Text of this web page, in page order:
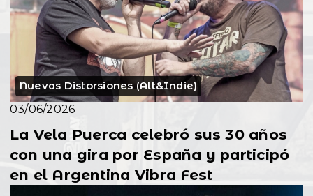
Nuevas Distorsiones (Alt&Indie)
03/06/2026
La Vela Puerca celebró sus 30 años
con una gira por España y participó
en el Argentina Vibra Fest